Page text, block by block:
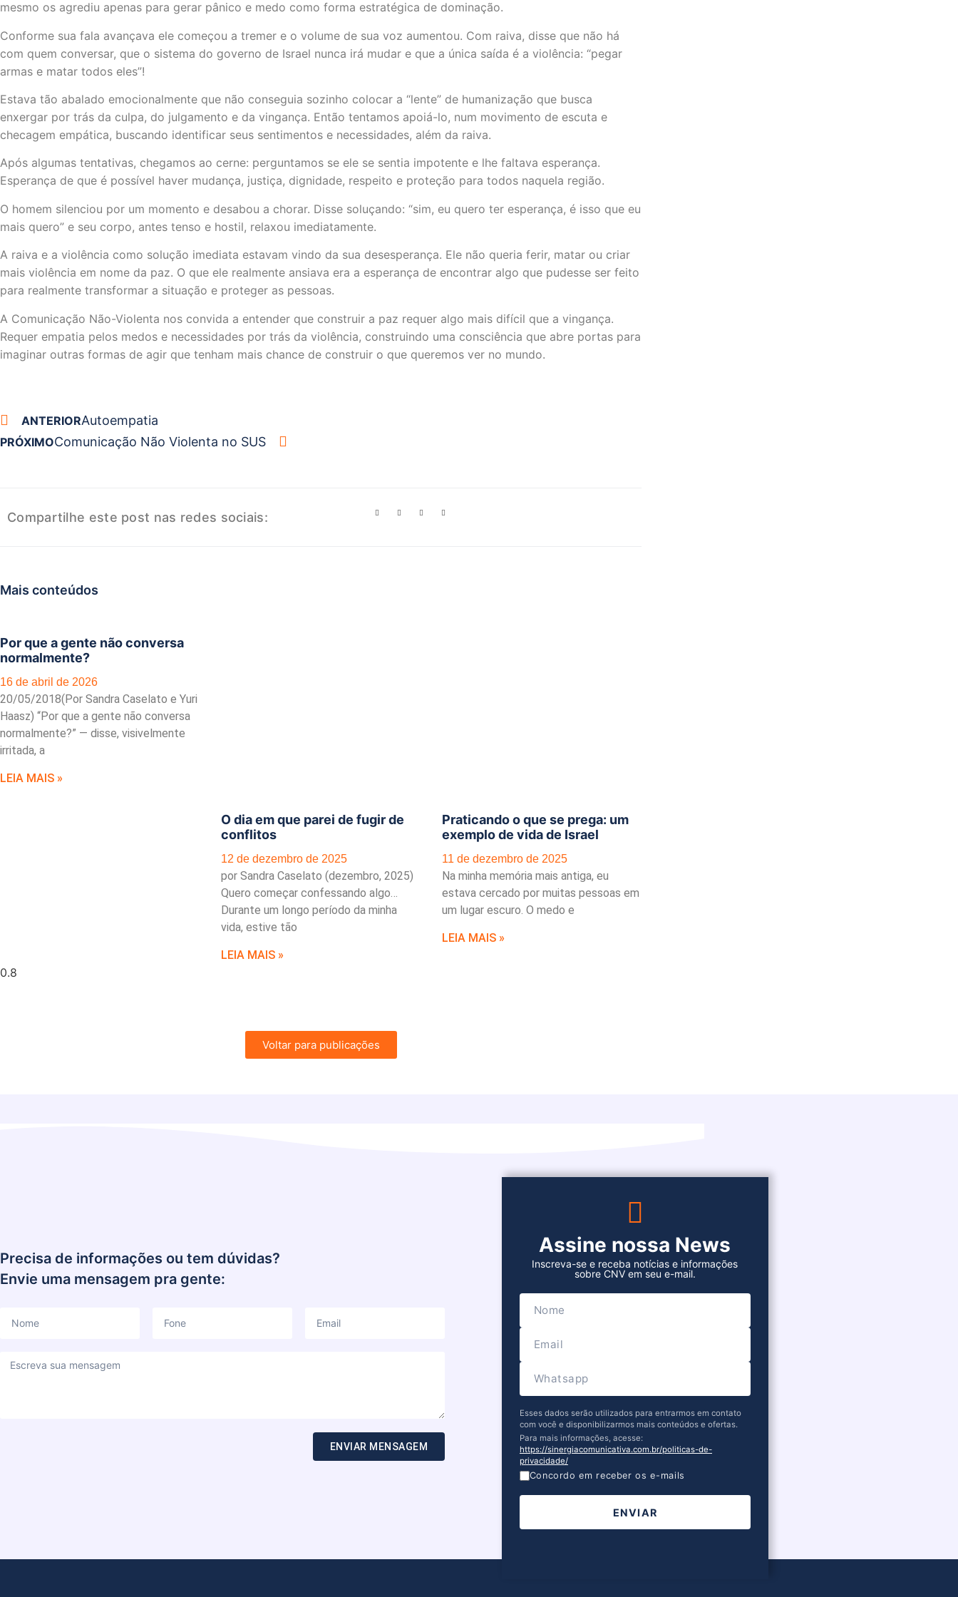
mesmo os agrediu apenas para gerar pânico e medo como forma estratégica de dominação.
Conforme sua fala avançava ele começou a tremer e o volume de sua voz aumentou. Com raiva, disse que não há
com quem conversar, que o sistema do governo de Israel nunca irá mudar e que a única saída é a violência: “pegar
armas e matar todos eles”!
Estava tão abalado emocionalmente que não conseguia sozinho colocar a “lente” de humanização que busca
enxergar por trás da culpa, do julgamento e da vingança. Então tentamos apoiá-lo, num movimento de escuta e
checagem empática, buscando identificar seus sentimentos e necessidades, além da raiva.
Após algumas tentativas, chegamos ao cerne: perguntamos se ele se sentia impotente e lhe faltava esperança.
Esperança de que é possível haver mudança, justiça, dignidade, respeito e proteção para todos naquela região.
O homem silenciou por um momento e desabou a chorar. Disse soluçando: “sim, eu quero ter esperança, é isso que eu
mais quero” e seu corpo, antes tenso e hostil, relaxou imediatamente.
A raiva e a violência como solução imediata estavam vindo da sua desesperança. Ele não queria ferir, matar ou criar
mais violência em nome da paz. O que ele realmente ansiava era a esperança de encontrar algo que pudesse ser feito
para realmente transformar a situação e proteger as pessoas.
A Comunicação Não-Violenta nos convida a entender que construir a paz requer algo mais difícil que a vingança.
Requer empatia pelos medos e necessidades por trás da violência, construindo uma consciência que abre portas para
imaginar outras formas de agir que tenham mais chance de construir o que queremos ver no mundo.
ANTERIORAutoempatia
PRÓXIMOComunicação Não Violenta no SUS
Compartilhe este post nas redes sociais:
Mais conteúdos
Por que a gente não conversa
normalmente?
16 de abril de 2026
20/05/2018(Por Sandra Caselato e Yuri
Haasz) “Por que a gente não conversa
normalmente?” — disse, visivelmente
irritada, a
LEIA MAIS »
O dia em que parei de fugir de
conflitos
12 de dezembro de 2025
por Sandra Caselato (dezembro, 2025)
Quero começar confessando algo…
Durante um longo período da minha
vida, estive tão
LEIA MAIS »
Praticando o que se prega: um
exemplo de vida de Israel
11 de dezembro de 2025
Na minha memória mais antiga, eu
estava cercado por muitas pessoas em
um lugar escuro. O medo e
LEIA MAIS »
Voltar para publicações
Precisa de informações ou tem dúvidas?
Envie uma mensagem pra gente:
ENVIAR MENSAGEM
Assine nossa News
Inscreva-se e receba notícias e informações
sobre CNV em seu e-mail.
Esses dados serão utilizados para entrarmos em contato
com você e disponibilizarmos mais conteúdos e ofertas.
Para mais informações, acesse:
https://sinergiacomunicativa.com.br/politicas-de-
privacidade/
Concordo em receber os e-mails
ENVIAR